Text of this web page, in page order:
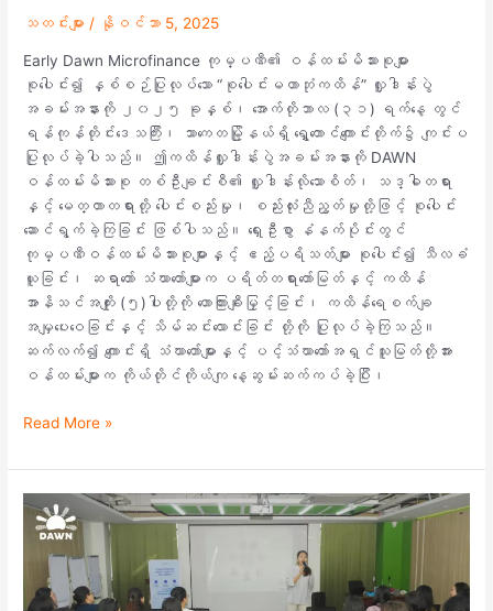
သတင်းများ / နိုဝင်ဘာ 5, 2025
Early Dawn Microfinance ကုမ္ပဏီ၏ ဝန်ထမ်းမိသားစုများ
စုပေါင်း၍ နှစ်စဉ်ပြုလုပ်သော “စုပေါင်းမဟာဘုံကထိန်” လှူဒါန်းပွဲ
အခမ်းအနားကို ၂၀၂၅ ခုနှစ်၊ အောက်တိုဘာလ (၃၁) ရက်နေ့ တွင်
ရန်ကုန်တိုင်းဒေသကြီး၊ သာကေတမြို့နယ်ရှိ ရွှေတောင်ကျောင်းတိုက်၌ ကျင်းပ
ပြုလုပ်ခဲ့ပါသည်။ ဤကထိန်လှူဒါန်းပွဲအခမ်းအနားကို DAWN
ဝန်ထမ်းမိသားစု တစ်ဦးချင်းစီ၏ လှူဒါန်းလိုသောစိတ်၊ သဒ္ဓါတရား
နှင့် မေတ္တာတရားတို့ ပေါင်းစည်းမှု၊ စည်းလုံးညီညွတ်မှုတို့ဖြင့် စုပေါင်း
ဆောင်ရွက်ခဲ့ကြခြင်း ဖြစ်ပါသည်။ ရှေးဦးစွာ နံနက်ပိုင်းတွင်
ကုမ္ပဏီဝန်ထမ်းမိသားစုများနှင့် ဧည့်ပရိသတ်များ စုပေါင်း၍ သီလခံ
ယူခြင်း၊ ဆရာတော် သံဃာတော်များက ပရိတ်တရားတော်မြတ်နှင့် ကထိန်
အာနိသင်အကျိုး (၅)ပါးတို့ကို ဟောကြားချီးမြှင့်ခြင်း၊ ကထိန်ရေစက်ချ
အမျှပေးဝေခြင်းနှင့် သိမ်ဆင်းလောင်းခြင်း တို့ကို ပြုလုပ်ခဲ့ကြသည်။
ဆက်လက်၍ ကျောင်းရှိ သံဃာတော်များနှင့် ပင့်သံဃာတော်အရှင်သူမြတ်တို့အား
ဝန်ထမ်းများက ကိုယ်တိုင်ကိုယ်ကျ နေ့ဆွမ်းဆက်ကပ်ခဲ့ပြီး၊
Read More »
Early
Dawn
Microfinance
Employee
Well-